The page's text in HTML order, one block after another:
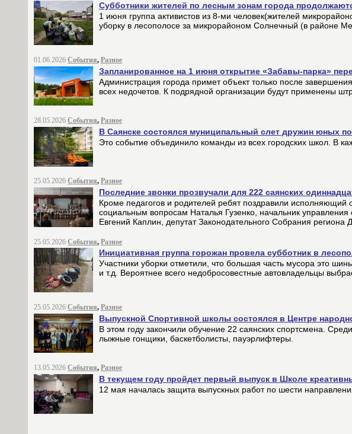
Субботники жителей по лесным зонам города
1 июня группа активистов из 8-ми человек(жителей
уборку в лесополосе за микрорайоном Солнечный (в районе
01.06.2026 События, Разное
Запланированное на 1 июня открытие «Забавы-парка»
Администрация города примет объект только после
всех недочетов. К подрядной организации будут применены
28.05.2026 События, Разное
В Саянске состоялся муниципальный слет дружин юных
Это событие объединило команды из всех городских школ. В
25.05.2026 События, Разное
Последние звонки прозвучали для 222 саянских
Кроме педагогов и родителей ребят поздравили
социальным вопросам Наталья Гузенко, начальник
Евгений Каплин, депутат Законодательного Собрания региона
25.05.2026 События, Разное
Инициативная группа горожан провела субботник в
Участники уборки отметили, что большая часть мусора это
и т.д. Вероятнее всего недобросовестные автовладельцы
25.05.2026 События, Разное
Выпускной Спортивной школы состоялся в Центре
В этом году закончили обучение 22 саянских спортсмена.
лыжные гонщики, баскетболисты, пауэрлифтеры.
13.05.2026 События, Разное
В текущем году пройдет первый выпуск в Школе
12 мая началась защита выпускных работ по шести